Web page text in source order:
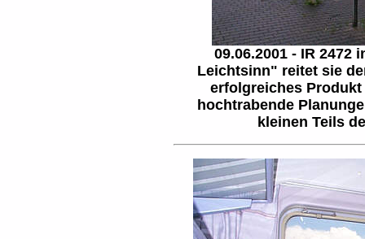
09.06.2001 - IR
Leichtsinn" reitet sie
erfolgreiches
hochtrabende
kleinen Teils